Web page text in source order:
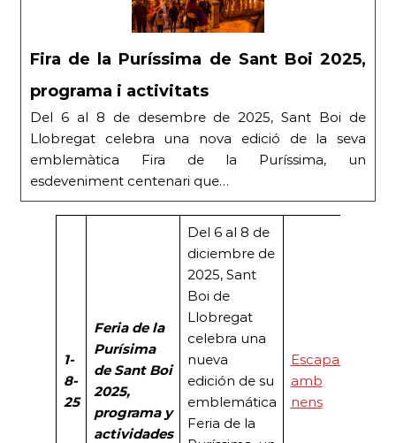
Fira de la Puríssima de Sant Boi 2025,
programa i activitats
Del 6 al 8 de desembre de 2025, Sant Boi de
Llobregat celebra una nova edició de la seva
emblemàtica Fira de la Puríssima, un
esdeveniment centenari que…
1-
8-
25
Feria de la
Purísima
de Sant Boi
2025,
programa y
actividades
Del 6 al 8 de
diciembre de
2025, Sant
Boi de
Llobregat
celebra una
nueva
edición de su
emblemática
Feria de la
Escapada
amb
nens